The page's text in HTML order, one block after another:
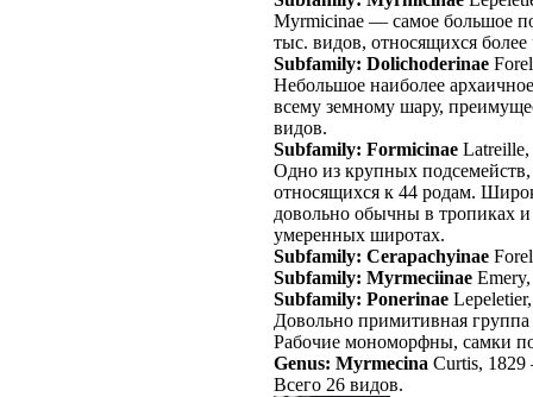
Myrmicinae — самое большое
тыс. видов, относящихся
Subfamily: Dolichoderinae
Небольшое наиболее
всему земному шару,
видов.
Subfamily: Formicinae Latreille,
Одно из крупных
относящихся к 44 родам.
довольно обычны в тропиках
умеренных широтах.
Subfamily: Cerapachyinae Forel
Subfamily: Myrmeciinae
Subfamily: Ponerinae
Довольно примитивная
Рабочие мономорфны, самки
Genus: Myrmecina Curtis, 1829
Всего 26 видов.